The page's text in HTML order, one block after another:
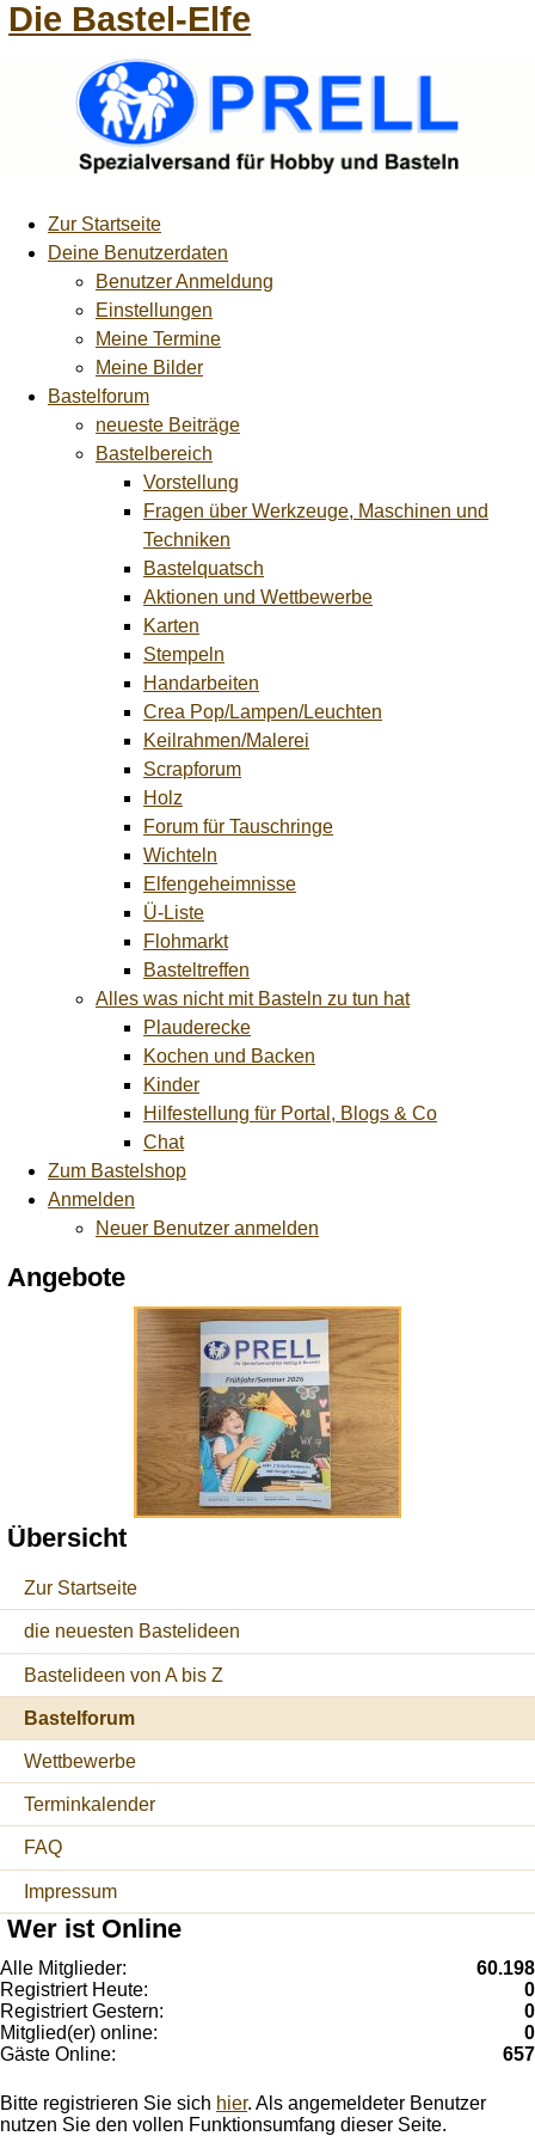
Die Bastel-Elfe
Zur Startseite
Deine Benutzerdaten
Benutzer Anmeldung
Einstellungen
Meine Termine
Meine Bilder
Bastelforum
neueste Beiträge
Bastelbereich
Vorstellung
Fragen über Werkzeuge, Maschinen und
Techniken
Bastelquatsch
Aktionen und Wettbewerbe
Karten
Stempeln
Handarbeiten
Crea Pop/Lampen/Leuchten
Keilrahmen/Malerei
Scrapforum
Holz
Forum für Tauschringe
Wichteln
Elfengeheimnisse
Ü-Liste
Flohmarkt
Basteltreffen
Alles was nicht mit Basteln zu tun hat
Plauderecke
Kochen und Backen
Kinder
Hilfestellung für Portal, Blogs & Co
Chat
Zum Bastelshop
Anmelden
Neuer Benutzer anmelden
Angebote
Übersicht
Zur Startseite
die neuesten Bastelideen
Bastelideen von A bis Z
Bastelforum
Wettbewerbe
Terminkalender
FAQ
Impressum
Wer ist Online
Alle Mitglieder:
60.198
Registriert Heute:
0
Registriert Gestern:
0
Mitglied(er) online:
0
Gäste Online:
657
Bitte registrieren Sie sich hier. Als angemeldeter Benutzer
nutzen Sie den vollen Funktionsumfang dieser Seite.